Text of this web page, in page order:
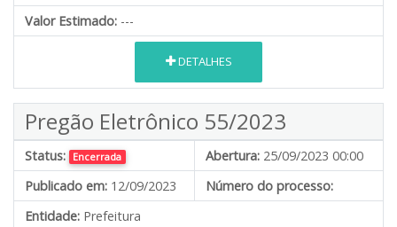
Valor Estimado: ---
DETALHES
Pregão Eletrônico 55/2023
Status: Encerrada Abertura: 25/09/2023 00:00
Publicado em: 12/09/2023
Número do processo:
Entidade: Prefeitura